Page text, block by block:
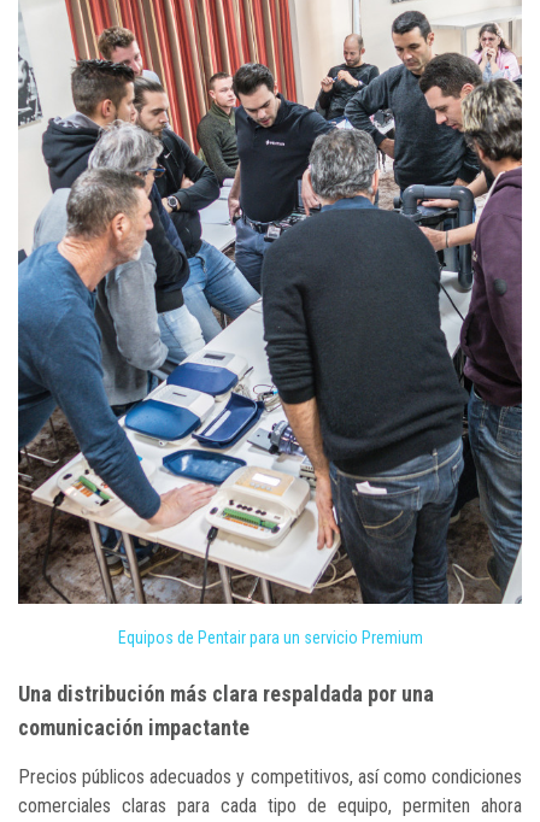
Equipos de Pentair para un servicio Premium
Una distribución más clara respaldada por una
comunicación impactante
Precios públicos adecuados y competitivos, así como condiciones
comerciales claras para cada tipo de equipo, permiten ahora